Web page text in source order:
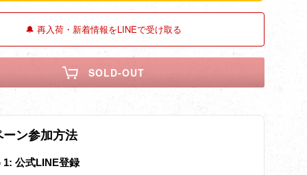
🔔 再入荷・新着情報をLINEで受け取る
SOLD-OUT
ン参加方法
1: 公式LINE登録